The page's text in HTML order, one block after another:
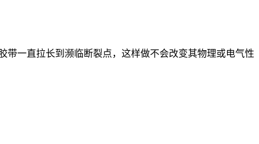
带一直拉长到濒临断裂点，这样做不会改变其物理或电气性